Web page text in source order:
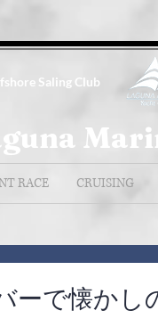
Saling Club
RACE CRUISING
ーで懐かし